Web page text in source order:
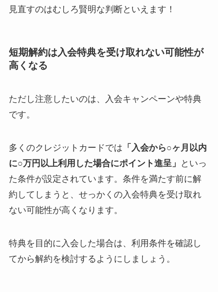
見直すのはむしろ賢明な判断といえます！
短期解約は入会特典を受け取れない可能性が
高くなる
ただし注意したいのは、入会キャンペーンや特典
です。
多くのクレジットカードでは 「入会から○ヶ月以内
に○万円以上利用した場合にポイント進呈」
といっ
た条件が設定されています。条件を満たす前に解
約してしまうと、せっかくの入会特典を受け取れ
ない可能性が高くなります。
特典を目的に入会した場合は、利用条件を確認し
てから解約を検討するようにしましょう。